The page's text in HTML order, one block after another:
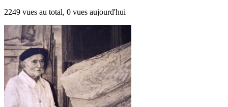
2249 vues au total, 0 vues aujourd'hui